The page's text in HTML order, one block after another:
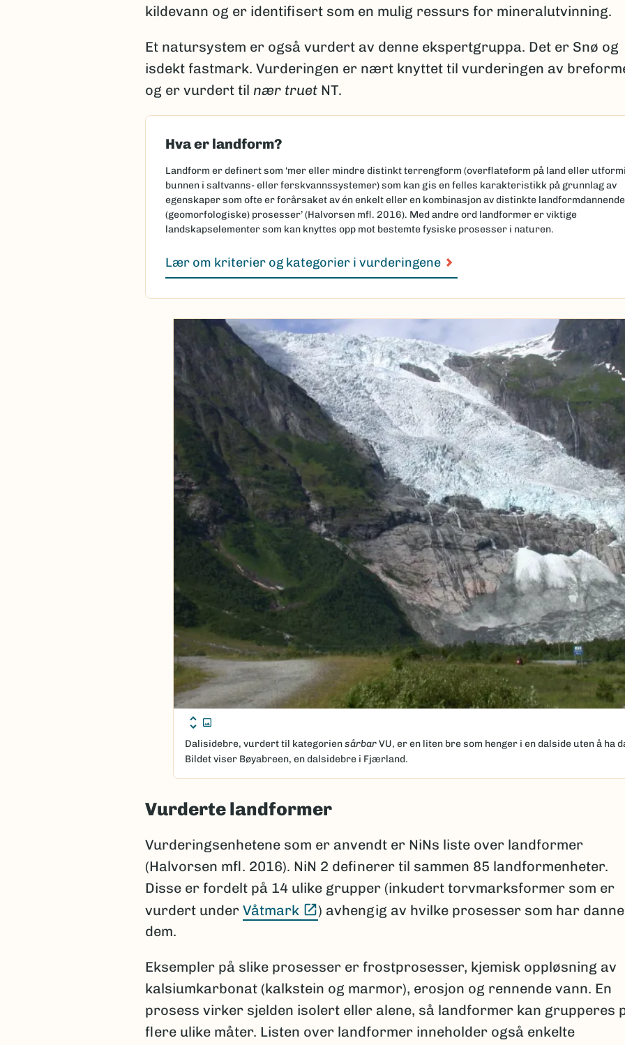
kildevann og er identifisert som en mulig ressurs for mineralutvinning.
Et natursystem er også vurdert av denne ekspertgruppa. Det er Snø og
isdekt fastmark. Vurderingen er nært knyttet til vurderingen av
og er vurdert til nær truet NT.
Hva er landform?
Landform er definert som ‘mer eller mindre distinkt terrengform (overflateform på land eller
bunnen i saltvanns- eller ferskvannssystemer) som kan gis en felles karakteristikk på grunnlag av
egenskaper som ofte er forårsaket av én enkelt eller en kombinasjon av distinkte landformdannende
(geomorfologiske) prosesser’ (Halvorsen mfl. 2016). Med andre ord landformer er viktige
landskapselementer som kan knyttes opp mot bestemte fysiske prosesser i naturen.
Lær om kriterier og kategorier i vurderingene
Dalisidebre, vurdert til kategoriensårbarVU, er en liten bre som henger i en dalside uten å ha
Bildet viser Bøyabreen, en dalsidebre i Fjærland.
Vurderte landformer
Vurderingsenhetene som er anvendt er NiNs liste over landformer
(Halvorsen mfl. 2016). NiN 2 definerer til sammen 85 landformenheter.
Disse er fordelt på 14 ulike grupper (inkudert torvmarksformer som er
vurdert under Våtmark (Ekstern lenke)
) avhengig av hvilke prosesser som har
dem.
Eksempler på slike prosesser er frostprosesser, kjemisk oppløsning av
kalsiumkarbonat (kalkstein og marmor), erosjon og rennende vann. En
prosess virker sjelden isolert eller alene, så landformer kan grupperes
flere ulike måter. Listen over landformer inneholder også enkelte